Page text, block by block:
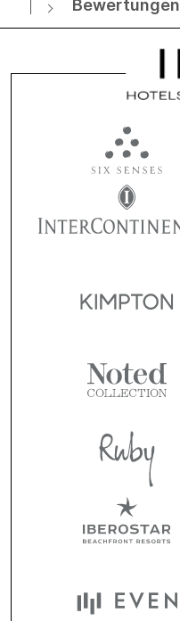
Bewertungen